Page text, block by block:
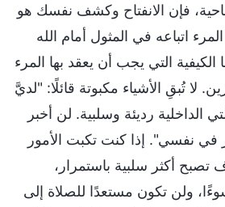
فإن الانفتاح وكشف نفسك هو
اتباعه في المثول أمام الله
الكيفية التي يجب أن يعقد بها المرء
لا تُبقِ الأشياء مكبوتة قائلًا: "لديَّ
الداخلية رديئة وسلبية. لن أخبر
في نفسي". إذا كنت تكبت الأمور
تصبح أكثر سلبية باستمرار،
ولن تكون مستعدًا للصلاة إلى